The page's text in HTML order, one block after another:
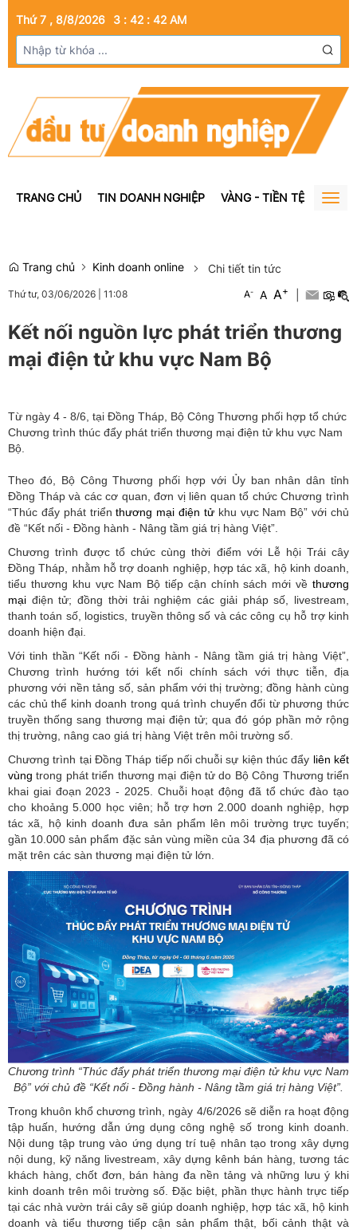
Thứ 7 , 8/8/2026 3 : 42 : 43 AM
TRANG CHỦ TIN DOANH NGHIỆP VÀNG - TIỀN TỆ BẤT
Trang chủ Kinh doanh online Chi tiết tin tức
Thứ tư, 03/06/2026 11:08 A- A A+
Kết nối nguồn lực phát triển thương
mại điện tử khu vực Nam Bộ
Từ ngày 4 - 8/6, tại Đồng Tháp, Bộ Công Thương phối hợp tổ chức
Chương trình thúc đẩy phát triển thương mại điện tử khu vực Nam
Bộ.
Theo đó, Bộ Công Thương phối hợp với Ủy ban nhân dân tỉnh
Đồng Tháp và các cơ quan, đơn vị liên quan tổ chức Chương trình
“Thúc đẩy phát triểnthương mại điện tửkhu vực Nam Bộ” với chủ
đề “Kết nối - Đồng hành - Nâng tầm giá trị hàng Việt”.
Chương trình được tổ chức cùng thời điểm với Lễ hội Trái cây
Đồng Tháp, nhằm hỗ trợ doanh nghiệp, hợp tác xã, hộ kinh doanh,
tiểu thương khu vực Nam Bộ tiếp cận chính sách mới về thương
mại điện tử; đồng thời trải nghiệm các giải pháp số, livestream,
thanh toán số, logistics, truyền thông số và các công cụ hỗ trợ kinh
doanh hiện đại.
Với tinh thần “Kết nối - Đồng hành - Nâng tầm giá trị hàng Việt”,
Chương trình hướng tới kết nối chính sách với thực tiễn, địa
phương với nền tảng số, sản phẩm với thị trường; đồng hành cùng
các chủ thể kinh doanh trong quá trình chuyển đổi từ phương thức
truyền thống sang thương mại điện tử; qua đó góp phần mở rộng
thị trường, nâng cao giá trị hàng Việt trên môi trường số.
Chương trình tại Đồng Tháp tiếp nối chuỗi sự kiện thúc đẩy liên kết
vùng trong phát triển thương mại điện tử do Bộ Công Thương triển
khai giai đoạn 2023 - 2025. Chuỗi hoạt động đã tổ chức đào tạo
cho khoảng 5.000 học viên; hỗ trợ hơn 2.000 doanh nghiệp, hợp
tác xã, hộ kinh doanh đưa sản phẩm lên môi trường trực tuyến;
gần 10.000 sản phẩm đặc sản vùng miền của 34 địa phương đã có
mặt trên các sàn thương mại điện tử lớn.
Chương trình “Thúc đẩy phát triển thương mại điện tử khu vực Nam
Bộ” với chủ đề “Kết nối - Đồng hành - Nâng tầm giá trị hàng Việt”.
Trong khuôn khổ chương trình, ngày 4/6/2026 sẽ diễn ra hoạt động
tập huấn, hướng dẫn ứng dụng công nghệ số trong kinh doanh.
Nội dung tập trung vào ứng dụng trí tuệ nhân tạo trong xây dựng
nội dung, kỹ năng livestream, xây dựng kênh bán hàng, tương tác
khách hàng, chốt đơn, bán hàng đa nền tảng và những lưu ý khi
kinh doanh trên môi trường số. Đặc biệt, phần thực hành trực tiếp
tại các nhà vườn trái cây sẽ giúp doanh nghiệp, hợp tác xã, hộ kinh
doanh và tiểu thương tiếp cận sản phẩm thật, bối cảnh thật và